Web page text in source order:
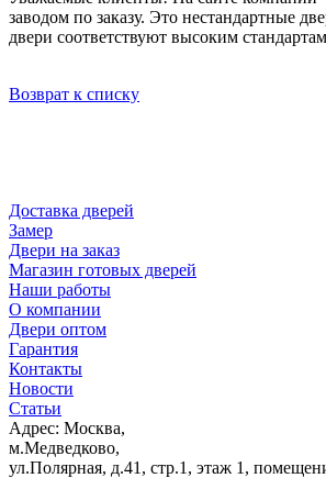
заводом по заказу. Это нестандартные
двери соответствуют высоким
Возврат к списку
Доставка дверей
Замер
Двери на заказ
Магазин готовых дверей
Наши работы
О компании
Двери оптом
Гарантия
Контакты
Новости
Статьи
Адрес: Москва,
м.Медведково,
ул.Полярная, д.41, стр.1, этаж 1,